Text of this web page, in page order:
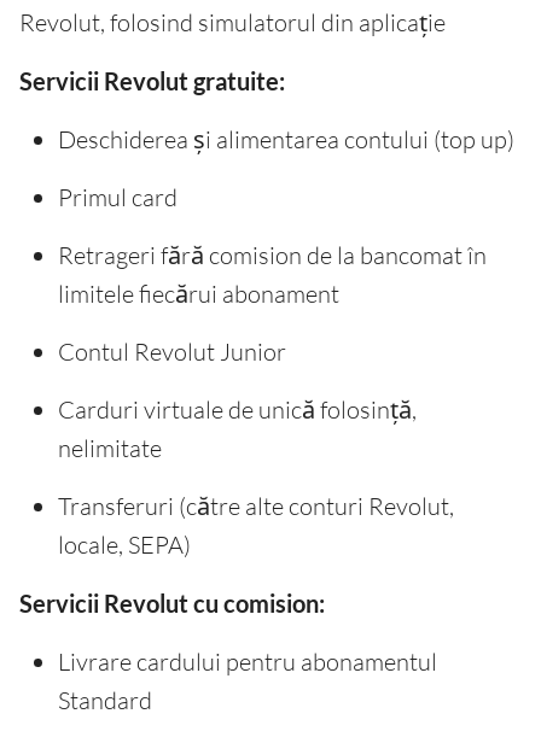
Revolut, folosind simulatorul din aplicație
Servicii Revolut gratuite:
Deschiderea și alimentarea contului (top up)
Primul card
Retrageri fără comision de la bancomat în
limitele fiecărui abonament
Contul Revolut Junior
Carduri virtuale de unică folosință,
nelimitate
Transferuri (către alte conturi Revolut,
locale, SEPA)
Servicii Revolut cu comision:
Livrare cardului pentru abonamentul
Standard